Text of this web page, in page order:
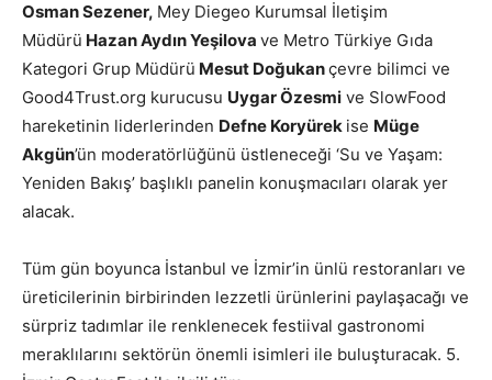
Osman Sezener, Mey Diegeo Kurumsal İletişim
Müdürü Hazan Aydın Yeşilova ve Metro Türkiye Gıda
Kategori Grup Müdürü Mesut Doğukançevre bilimci ve
Good4Trust.org kurucusu Uygar Özesmi ve SlowFood
hareketinin liderlerinden Defne Koryürek ise Müge
Akgün’ün moderatörlüğünü üstleneceği ‘Su ve Yaşam:
Yeniden Bakış’ başlıklı panelin konuşmacıları olarak yer
alacak.
Tüm gün boyunca İstanbul ve İzmir’in ünlü restoranları ve
üreticilerinin birbirinden lezzetli ürünlerini paylaşacağı ve
sürpriz tadımlar ile renklenecek festiival gastronomi
meraklılarını sektörün önemli isimleri ile buluşturacak. 5.